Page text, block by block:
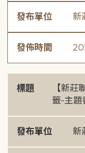
發布單位 新
發佈時間
標題
【新莊
籤-主題
發布單位 新